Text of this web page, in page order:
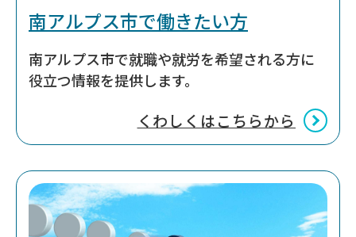
南アルプス市で働きたい方
南アルプス市で就職や就労を希望される方に
役立つ情報を提供します。
くわしくはこちらから